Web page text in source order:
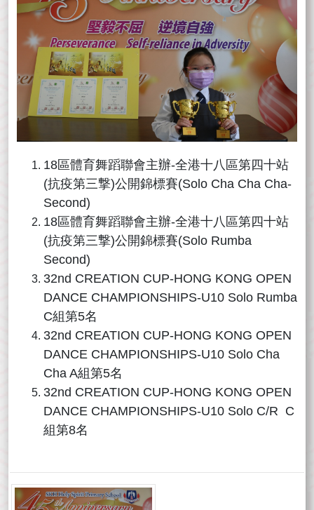
18區體育舞蹈聯會主辦-全港十八區第四十站
(抗疫第三撃)公開錦標賽(Solo Cha Cha Cha-
Second)
18區體育舞蹈聯會主辦-全港十八區第四十站
(抗疫第三撃)公開錦標賽(Solo Rumba
Second)
32nd CREATION CUP-HONG KONG OPEN
DANCE CHAMPIONSHIPS-U10 Solo Rumba
C組第5名
32nd CREATION CUP-HONG KONG OPEN
DANCE CHAMPIONSHIPS-U10 Solo Cha
Cha A組第5名
32nd CREATION CUP-HONG KONG OPEN
DANCE CHAMPIONSHIPS-U10 Solo C/R C
組第8名